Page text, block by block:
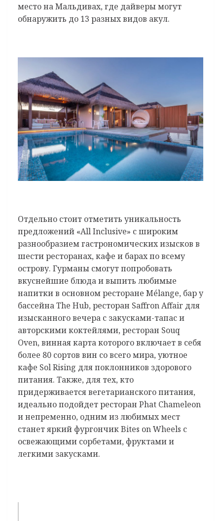
место на Мальдивах, где дайверы могут
обнаружить до 13 разных видов акул.
Отдельно стоит отметить уникальность
предложений «All Inclusive» с широким
разнообразием гастрономических изысков в
шести ресторанах, кафе и барах по всему
острову. Гурманы смогут попробовать
вкуснейшие блюда и выпить любимые
напитки в основном ресторане Mélange, бар у
бассейна The Hub, ресторан Saffron Affair для
изысканного вечера с закусками-тапас и
авторскими коктейлями, ресторан Souq
Oven, винная карта которого включает в себя
более 80 сортов вин со всего мира, уютное
кафе Sol Rising для поклонников здорового
питания. Также, для тех, кто
придерживается вегетарианского питания,
идеально подойдет ресторан Phat Chameleon
и непременно, одним из любимых мест
станет яркий фургончик Bites on Wheels с
освежающими сорбетами, фруктами и
легкими закусками.